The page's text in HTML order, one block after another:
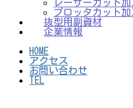
レーザーカット加
プロッタカット加
抜型用副資材
企業情報
HOME
アクセス
お問い合わせ
TEL